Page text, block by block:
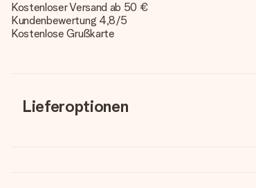
Kostenloser Versand ab 50 €
Kundenbewertung 4,8/5
Kostenlose Grußkarte
Lieferoptionen